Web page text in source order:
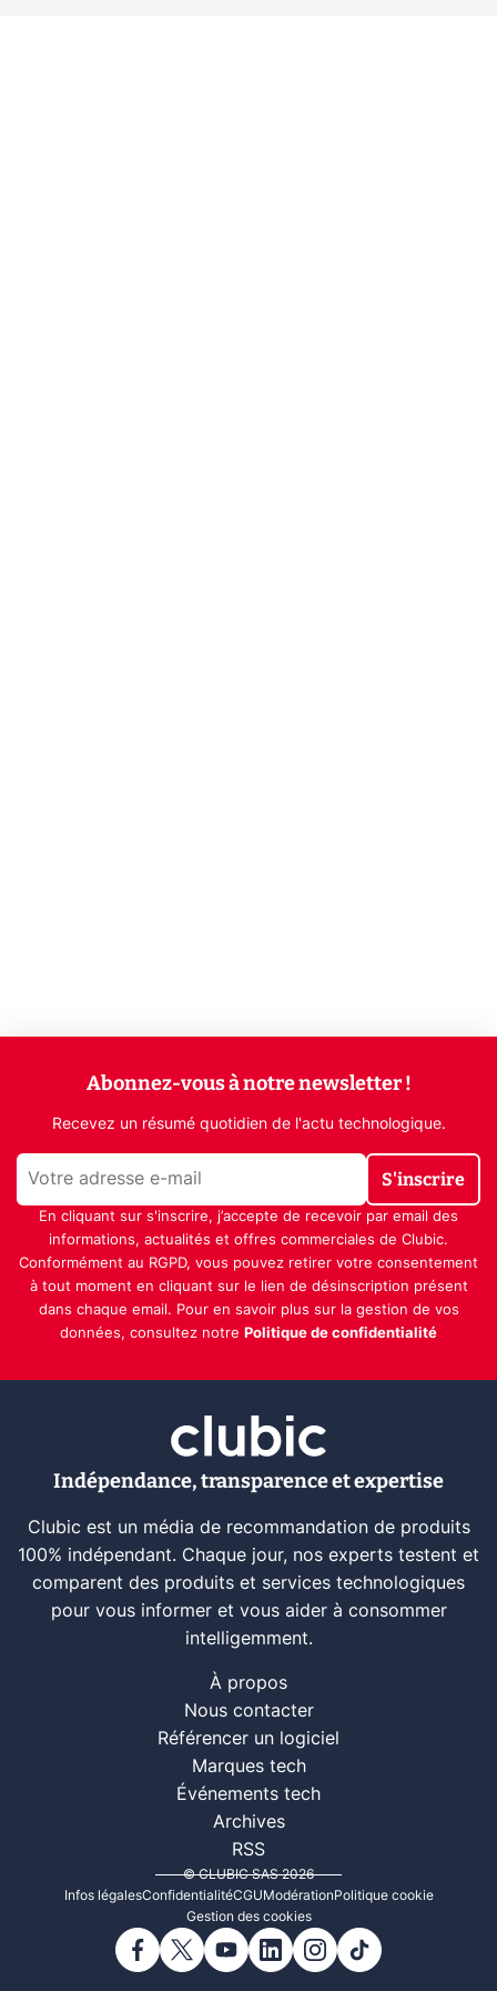
Abonnez-vous à notre newsletter !
Recevez un résumé quotidien de l'actu technologique.
S'inscrire
En cliquant sur s'inscrire, j’accepte de recevoir par email des
informations, actualités et offres commerciales de Clubic.
Conformément au RGPD, vous pouvez retirer votre consentement
à tout moment en cliquant sur le lien de désinscription présent
dans chaque email. Pour en savoir plus sur la gestion de vos
données, consultez notre Politique de confidentialité
Indépendance, transparence et expertise
Clubic est un média de recommandation de produits
100% indépendant. Chaque jour, nos experts testent et
comparent des produits et services technologiques
pour vous informer et vous aider à consommer
intelligemment.
À propos
Nous contacter
Référencer un logiciel
Marques tech
Événements tech
Archives
RSS
© CLUBIC SAS 2026
Infos légalesConfidentialitéCGUModérationPolitique cookie
Gestion des cookies